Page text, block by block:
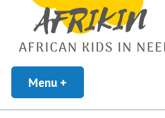
Afrikin
Menu +